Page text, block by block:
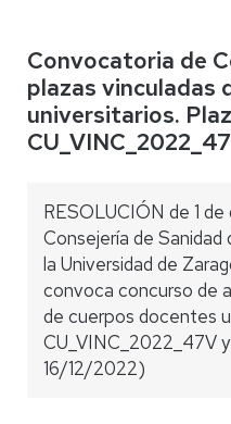
Convocatoria de
plazas vinculadas
universitarios.
RESOLUCIÓN de 1
Consejería de
la Universidad de
convoca concurso de
de cuerpos docentes
CU_VINC_2022_47V
16/12/2022)